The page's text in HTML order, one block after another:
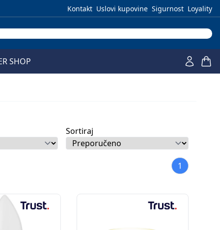
Kontakt Uslovi kupovine Sigurnost Loyality
SHOP
Sortiraj
1